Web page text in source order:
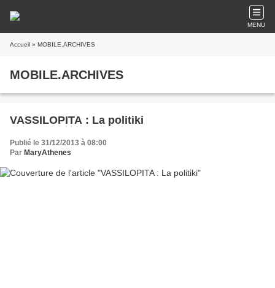
MENU
Accueil » MOBILE.ARCHIVES
MOBILE.ARCHIVES
VASSILOPITA : La politiki
Publié le 31/12/2013 à 08:00
Par MaryAthenes